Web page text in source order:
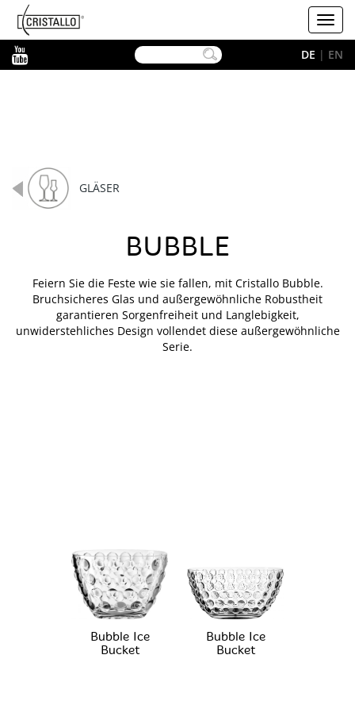
Cristallo
DE | EN
GLÄSER
BUBBLE
Feiern Sie die Feste wie sie fallen, mit Cristallo Bubble.
Bruchsicheres Glas und außergewöhnliche Robustheit
garantieren Sorgenfreiheit und Langlebigkeit,
unwiderstehliches Design vollendet diese außergewöhnliche
Serie.
Bubble Ice
Bucket
Bubble Ice
Bucket